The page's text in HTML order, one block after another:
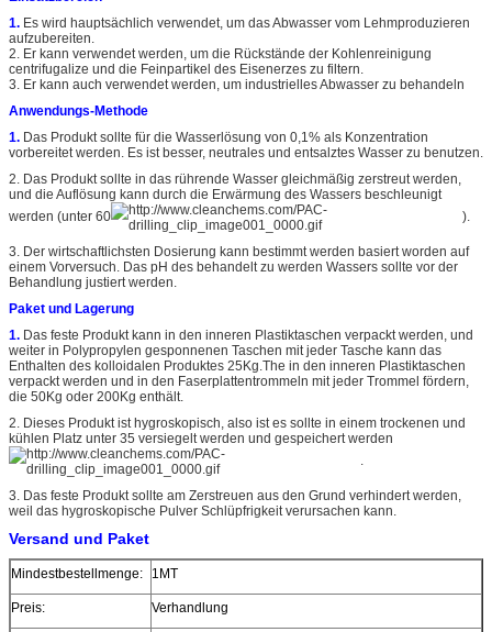
1. Es wird hauptsächlich verwendet, um das Abwasser vom Lehmproduzieren
aufzubereiten.
2. Er kann verwendet werden, um die Rückstände der Kohlenreinigung
centrifugalize und die Feinpartikel des Eisenerzes zu filtern.
3. Er kann auch verwendet werden, um industrielles Abwasser zu behandeln
Anwendungs-Methode
1. Das Produkt sollte für die Wasserlösung von 0,1% als Konzentration
vorbereitet werden. Es ist besser, neutrales und entsalztes Wasser zu benutzen.
2. Das Produkt sollte in das rührende Wasser gleichmäßig zerstreut werden,
und die Auflösung kann durch die Erwärmung des Wassers beschleunigt
werden (unter 60
).
3. Der wirtschaftlichsten Dosierung kann bestimmt werden basiert worden auf
einem Vorversuch. Das pH des behandelt zu werden Wassers sollte vor der
Behandlung justiert werden.
Paket und Lagerung
1. Das feste Produkt kann in den inneren Plastiktaschen verpackt werden, und
weiter in Polypropylen gesponnenen Taschen mit jeder Tasche kann das
Enthalten des kolloidalen Produktes 25Kg.The in den inneren Plastiktaschen
verpackt werden und in den Faserplattentrommeln mit jeder Trommel fördern,
die 50Kg oder 200Kg enthält.
2. Dieses Produkt ist hygroskopisch, also ist es sollte in einem trockenen und
kühlen Platz unter 35 versiegelt werden und gespeichert werden
.
3. Das feste Produkt sollte am Zerstreuen aus den Grund verhindert werden,
weil das hygroskopische Pulver Schlüpfrigkeit verursachen kann.
Versand und Paket
Mindestbestellmenge: 1MT
Preis: Verhandlung